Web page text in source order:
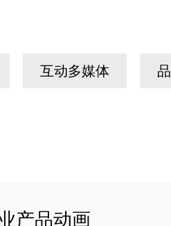
互动多媒体
产品动画